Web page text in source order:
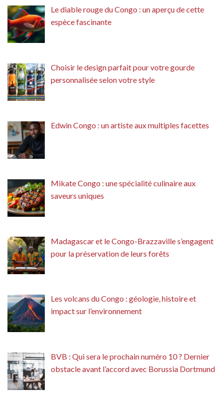
Le diable rouge du Congo : un aperçu de cette
espèce fascinante
Choisir le design parfait pour votre gourde
personnalisée selon votre style
Edwin Congo : un artiste aux multiples facettes
Mikate Congo : une spécialité culinaire aux
saveurs uniques
Madagascar et le Congo-Brazzaville s’engagent
pour la préservation de leurs forêts
Les volcans du Congo : géologie, histoire et
impact sur l’environnement
BVB : Qui sera le prochain numéro 10 ? Dernier
obstacle avant l’accord avec Borussia Dortmund